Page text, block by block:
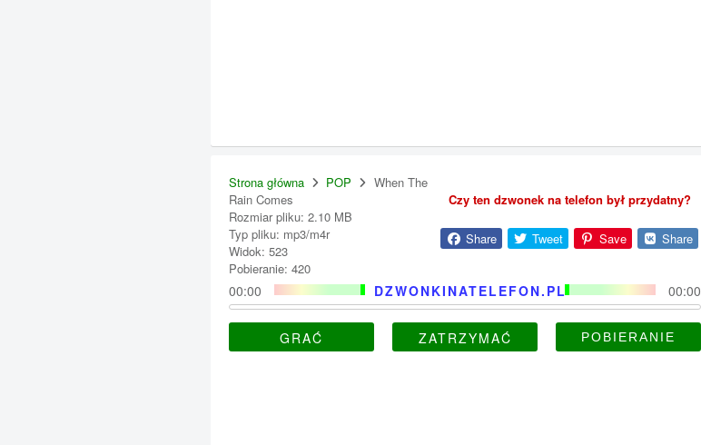
Strona główna POP
When The
Rain Comes
Rozmiar pliku: 2.10 MB
Typ pliku: mp3/m4r
Widok: 523
Pobieranie: 420
Czy ten dzwonek na telefon był przydatny?
Share Tweet Save Share
DZWONKINATELEFON.PL
00:00 00:00
GRAĆ ZATRZYMAĆ